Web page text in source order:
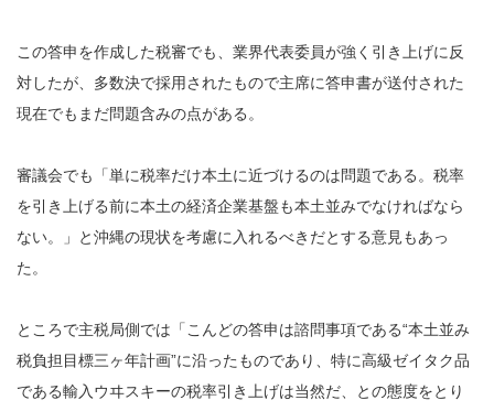
この答申を作成した税審でも、業界代表委員が強く引き上げに反
対したが、多数決で採用されたもので主席に答申書が送付された
現在でもまだ問題含みの点がある。
審議会でも「単に税率だけ本土に近づけるのは問題である。税率
を引き上げる前に本土の経済企業基盤も本土並みでなければなら
ない。」と沖縄の現状を考慮に入れるべきだとする意見もあっ
た。
ところで主税局側では「こんどの答申は諮問事項である“本土並み
税負担目標三ヶ年計画”に沿ったものであり、特に高級ゼイタク品
である輸入ウヰスキーの税率引き上げは当然だ、との態度をとり